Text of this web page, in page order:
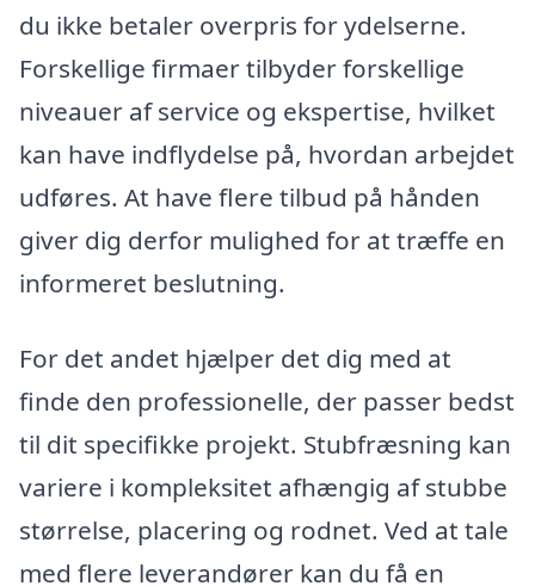
du ikke betaler overpris for ydelserne.
Forskellige firmaer tilbyder forskellige
niveauer af service og ekspertise, hvilket
kan have indflydelse på, hvordan arbejdet
udføres. At have flere tilbud på hånden
giver dig derfor mulighed for at træffe en
informeret beslutning.
For det andet hjælper det dig med at
finde den professionelle, der passer bedst
til dit specifikke projekt. Stubfræsning kan
variere i kompleksitet afhængig af stubbe
størrelse, placering og rodnet. Ved at tale
med flere leverandører kan du få en